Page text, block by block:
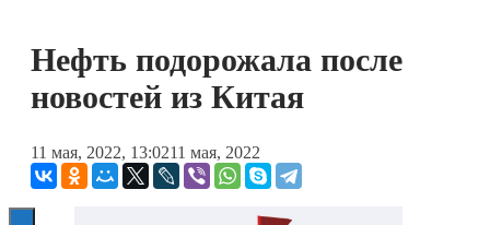
Технологии
Книги
Нефть подорожала после
новостей из Китая
11 мая, 2022, 13:0211 мая, 2022